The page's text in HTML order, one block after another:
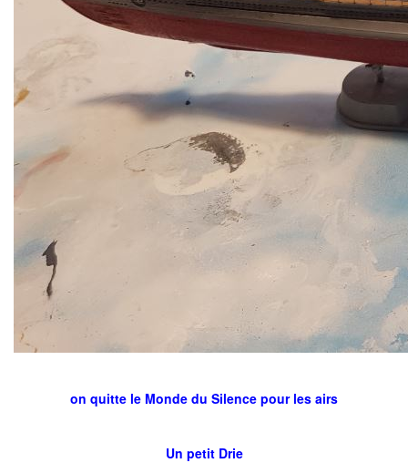
on quitte le Monde du Silence pour les airs
Un petit Drie